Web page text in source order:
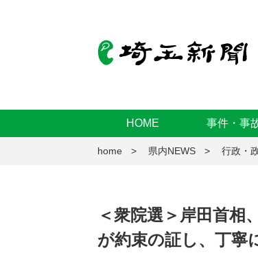
HOME 事件・事
home 県内NEWS 行政・
＜衆院選＞岸田首相
が約束の証し、丁寧